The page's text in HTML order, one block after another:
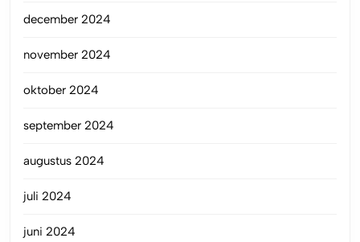
december 2024
november 2024
oktober 2024
september 2024
augustus 2024
juli 2024
juni 2024